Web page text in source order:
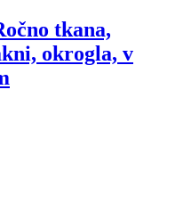
tkana,
okrogla, v